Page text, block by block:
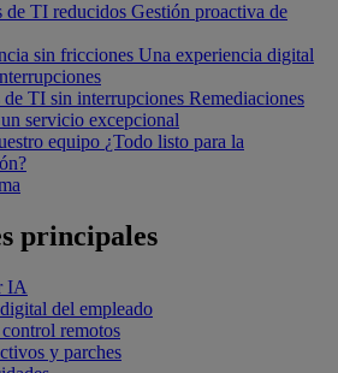
de TI reducidos Gestión proactiva de
sin fricciones Una experiencia digital
de TI sin interrupciones Remediaciones
servicio excepcional
equipo ¿Todo listo para la
principales
IA
del empleado
remotos
y parches